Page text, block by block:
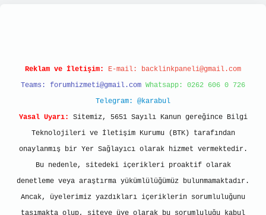
Reklam ve İletişim: E-mail: backlinkpaneli@gmail.com
Teams: forumhizmeti@gmail.com Whatsapp: 0262 606 0 726
Telegram: @karabul
Yasal Uyarı:
Sitemiz, 5651 Sayılı Kanun gereğince Bilgi
Teknolojileri ve İletişim Kurumu (BTK) tarafından
onaylanmış bir Yer Sağlayıcı olarak hizmet vermektedir.
Bu nedenle, sitedeki içerikleri proaktif olarak
denetleme veya araştırma yükümlülüğümüz bulunmamaktadır.
Ancak, üyelerimiz yazdıkları içeriklerin sorumluluğunu
taşımakta olup, siteye üye olarak bu sorumluluğu kabul